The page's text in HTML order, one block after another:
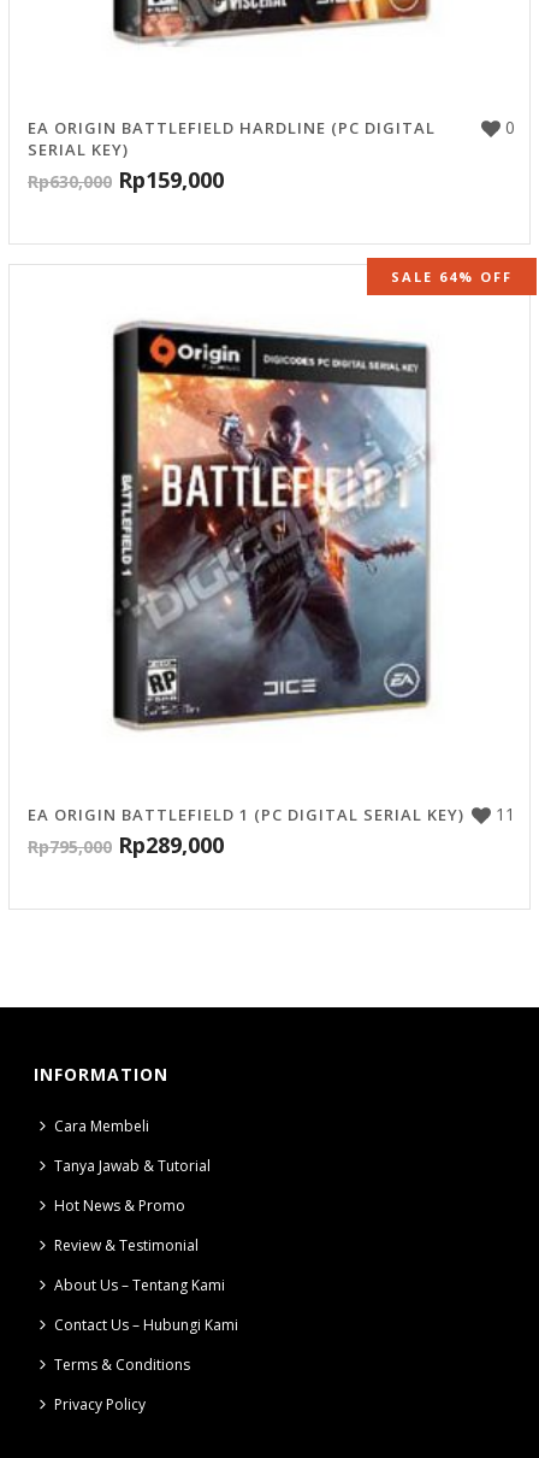
0
EA ORIGIN BATTLEFIELD HARDLINE (PC DIGITAL
SERIAL KEY)
Rp630,000 Rp159,000
SALE 64% OFF
11
EA ORIGIN BATTLEFIELD 1 (PC DIGITAL SERIAL KEY)
Rp795,000 Rp289,000
INFORMATION
Cara Membeli
Tanya Jawab & Tutorial
Hot News & Promo
Review & Testimonial
About Us – Tentang Kami
Contact Us – Hubungi Kami
Terms & Conditions
Privacy Policy